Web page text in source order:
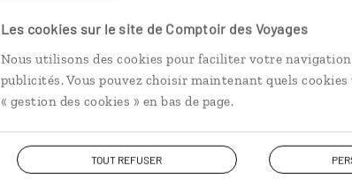
Les cookies sur le site de Comptoir des Voyages
Nous utilisons des cookies pour faciliter votre
publicités. Vous pouvez choisir maintenant quels
« gestion des cookies » en bas de page.
TOUT REFUSER 00 + 353 +